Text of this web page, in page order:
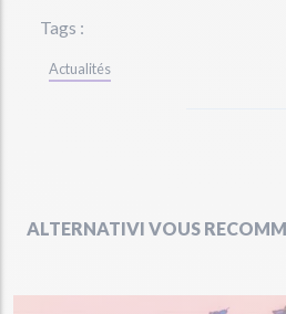
Tags :
Actualités
ALTERNATIVI VOUS